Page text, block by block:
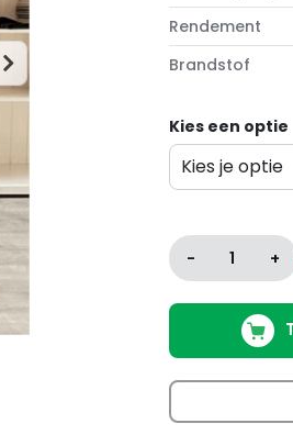
Rendement
Brandstof
Kies een optie
Kies je optie
Variatie
- 1 +